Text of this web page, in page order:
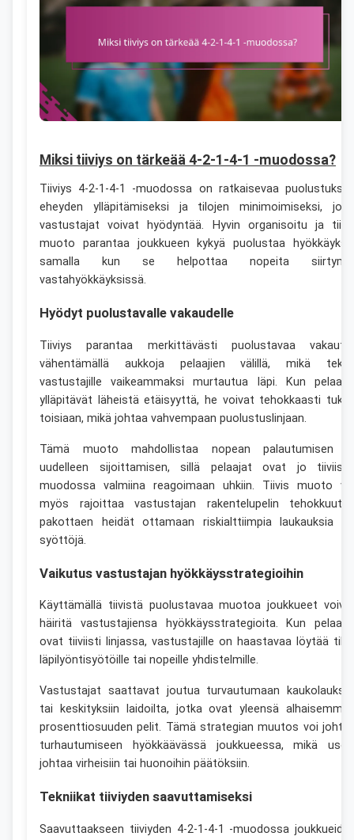
Miksi tiiviys on tärkeää 4-2-1-4-1 -muodossa?
Tiiviys 4-2-1-4-1 -muodossa on ratkaisevaa
eheyden ylläpitämiseksi ja tilojen minimoimiseksi,
vastustajat voivat hyödyntää. Hyvin organisoitu ja
muoto parantaa joukkueen kykyä puolustaa
samalla kun se helpottaa nopeita
vastahyökkäyksissä.
Hyödyt puolustavalle vakaudelle
Tiiviys parantaa merkittävästi puolustavaa
vähentämällä aukkoja pelaajien välillä, mikä
vastustajille vaikeammaksi murtautua läpi. Kun
ylläpitävät läheistä etäisyyttä, he voivat tehokkaasti
toisiaan, mikä johtaa vahvempaan puolustuslinjaan.
Tämä muoto mahdollistaa nopean palautumisen
uudelleen sijoittamisen, sillä pelaajat ovat jo
muodossa valmiina reagoimaan uhkiin. Tiivis muoto
myös rajoittaa vastustajan rakentelupelin
pakottaen heidät ottamaan riskialttiimpia laukauksia
syöttöjä.
Vaikutus vastustajan hyökkäysstrategioihin
Käyttämällä tiivistä puolustavaa muotoa joukkueet
häiritä vastustajiensa hyökkäysstrategioita. Kun
ovat tiiviisti linjassa, vastustajille on haastavaa löytää
läpilyöntisyötöille tai nopeille yhdistelmille.
Vastustajat saattavat joutua turvautumaan
tai keskityksiin laidoilta, jotka ovat yleensä
prosenttiosuuden pelit. Tämä strategian muutos voi
turhautumiseen hyökkäävässä joukkueessa, mikä
johtaa virheisiin tai huonoihin päätöksiin.
Tekniikat tiiviyden saavuttamiseksi
Saavuttaakseen tiiviyden 4-2-1-4-1 -muodossa